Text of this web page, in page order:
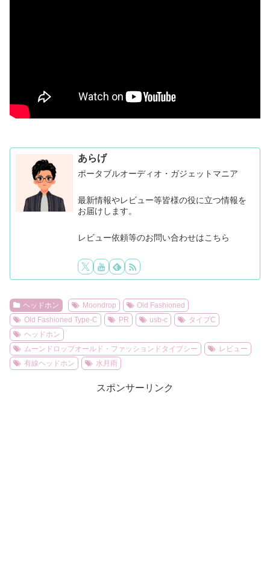
あらげ
ポータブルオーディオ・ガジェットマニア
最新情報やレビュー等皆様の役に立つ情報を
お届けします。
レビュー依頼等のお問い合わせはこちら
ヘッドホン Moondrop
Old Fashioned
Old Fashioned Type-C
PR usb-c
タイプC
ヘッドホン
ムーンドロップオールド・ファッションドタイプシー
レビュー
有線ヘッドホン
水月雨
スポンサーリンク